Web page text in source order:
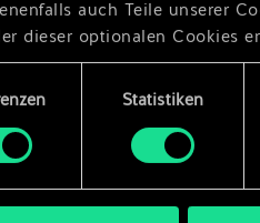
auch Teile unserer
dieser optionalen Cookies
gewünscht, auch alle
Statistiken